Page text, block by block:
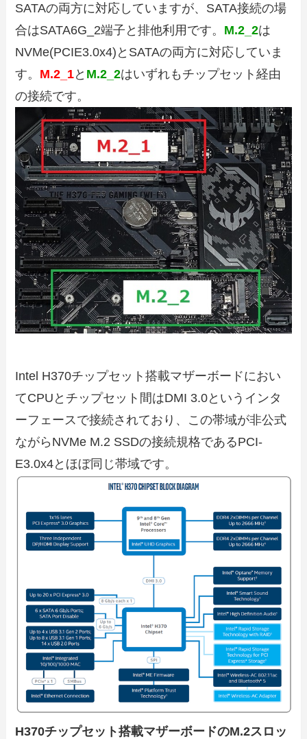
SATAの両方に対応していますが、SATA接続の場
合はSATA6G_2端子と排他利用です。 M.2_2は
NVMe(PCIE3.0x4)とSATAの両方に対応していま
す。 M.2_1と M.2_2はいずれもチップセット経由
の接続です。
Intel H370チップセット搭載マザーボードにおい
てCPUとチップセット間はDMI 3.0というインタ
ーフェースで接続されており、この帯域が非公式
ながらNVMe M.2 SSDの接続規格であるPCI-
E3.0x4とほぼ同じ帯域です。
H370チップセット搭載マザーボードのM.2スロッ